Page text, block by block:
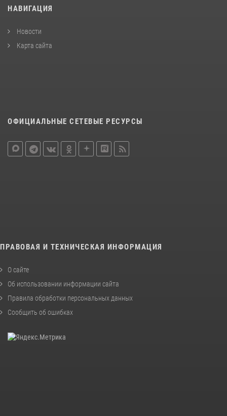
НАВИГАЦИЯ
Новости
Карта сайта
ОФИЦИАЛЬНЫЕ СЕТЕВЫЕ РЕСУРСЫ
ПРАВОВАЯ И ТЕХНИЧЕСКАЯ ИНФОРМАЦИЯ
О сайте
Об использовании информации сайта
Правила обработки персональных данных
Сообщить об ошибках